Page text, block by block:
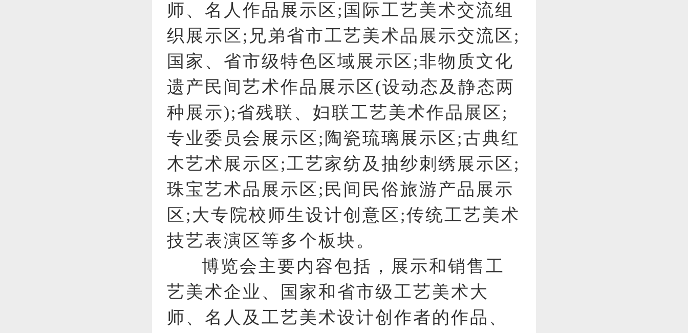
师、名人作品展示区;国际工艺美术交流组
织展示区;兄弟省市工艺美术品展示交流区;
国家、省市级特色区域展示区;非物质文化
遗产民间艺术作品展示区(设动态及静态两
种展示);省残联、妇联工艺美术作品展区;
专业委员会展示区;陶瓷琉璃展示区;古典红
木艺术展示区;工艺家纺及抽纱刺绣展示区;
珠宝艺术品展示区;民间民俗旅游产品展示
区;大专院校师生设计创意区;传统工艺美术
技艺表演区等多个板块。
博览会主要内容包括，展示和销售工
艺美术企业、国家和省市级工艺美术大
师、名人及工艺美术设计创作者的作品、